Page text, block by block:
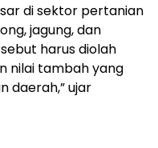
di sektor pertanian
jagung, dan
harus diolah
nilai tambah yang
daerah,” ujar